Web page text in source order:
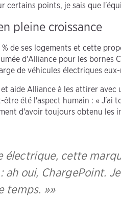
certains points, je sais que
pleine croissance
de ses logements et cette
d'Alliance pour les bornes
de véhicules électriques eux-
aide Alliance à les attirer avec
été l'aspect humain : « J'ai
d'avoir toujours obtenu les
électrique, cette
oui, ChargePoint.
temps. »